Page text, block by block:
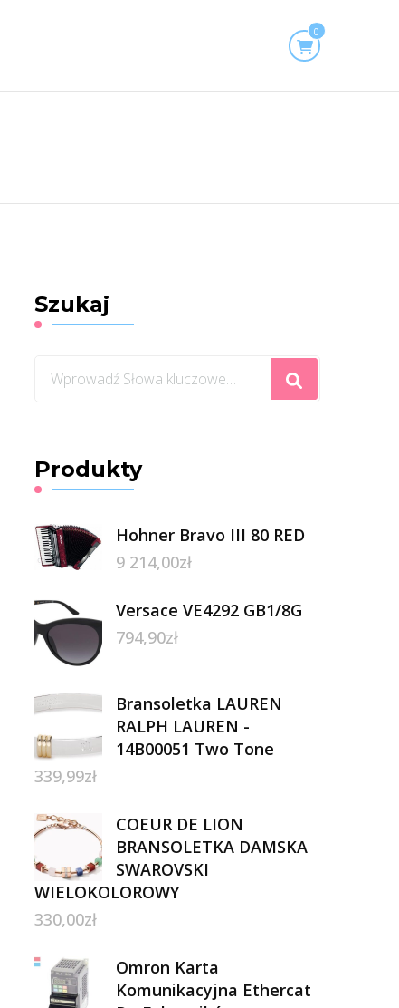
0
Szukaj
Szukasz
Produkty
Hohner Bravo III 80 RED
9 214,00zł
Versace VE4292 GB1/8G
794,90zł
Bransoletka LAUREN
RALPH LAUREN -
14B00051 Two Tone
339,99zł
COEUR DE LION
BRANSOLETKA DAMSKA
SWAROVSKI
WIELOKOLOROWY
330,00zł
Omron Karta
Komunikacyjna Ethercat